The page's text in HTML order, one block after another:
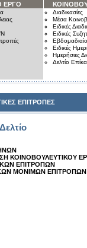
ΕΡΓΟ
Ν
Διαδικασίες
Μέσα
Ειδικές
Ειδικές
Εβδομαδιαίο
Ειδικές
Ημερήσιες
Δελτίο
ΕΠΙΤΡΟΠΕΣ
ΚΟΙΝΟΒΟΥΛΕΥΤΙΚΟΥ
ΕΠΙΤΡΟΠΩΝ
ΜΟΝΙΜΩΝ